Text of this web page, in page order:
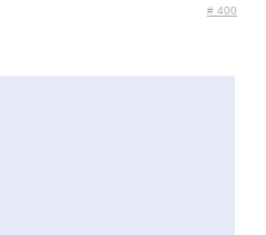
# 400